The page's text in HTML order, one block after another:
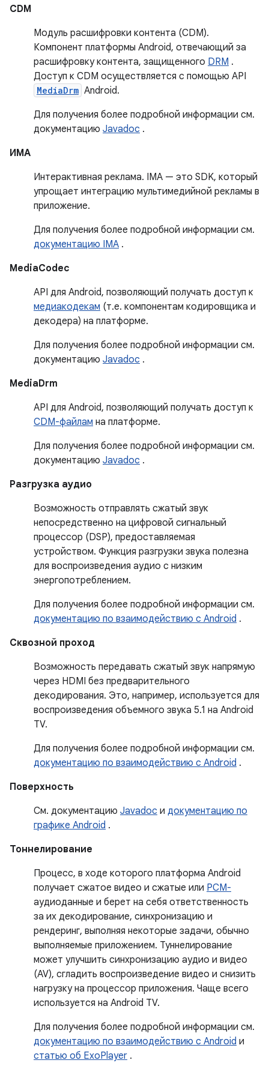
CDM
Модуль расшифровки контента (CDM).
Компонент платформы Android, отвечающий за
расшифровку контента, защищенного DRM .
Доступ к CDM осуществляется с помощью API
MediaDrm Android.
Для получения более подробной информации см.
документацию Javadoc .
ИМА
Интерактивная реклама. IMA — это SDK, который
упрощает интеграцию мультимедийной рекламы в
приложение.
Для получения более подробной информации см.
документацию IMA .
MediaCodec
API для Android, позволяющий получать доступ к
медиакодекам (т.е. компонентам кодировщика и
декодера) на платформе.
Для получения более подробной информации см.
документацию Javadoc .
MediaDrm
API для Android, позволяющий получать доступ к
CDM-файлам на платформе.
Для получения более подробной информации см.
документацию Javadoc .
Разгрузка аудио
Возможность отправлять сжатый звук
непосредственно на цифровой сигнальный
процессор (DSP), предоставляемая
устройством. Функция разгрузки звука полезна
для воспроизведения аудио с низким
энергопотреблением.
Для получения более подробной информации см.
документацию по взаимодействию с Android .
Сквозной проход
Возможность передавать сжатый звук напрямую
через HDMI без предварительного
декодирования. Это, например, используется для
воспроизведения объемного звука 5.1 на Android
TV.
Для получения более подробной информации см.
документацию по взаимодействию с Android .
Поверхность
См. документацию Javadoc и документацию по
графике Android .
Тоннелирование
Процесс, в ходе которого платформа Android
получает сжатое видео и сжатые или PCM-
аудиоданные и берет на себя ответственность
за их декодирование, синхронизацию и
рендеринг, выполняя некоторые задачи, обычно
выполняемые приложением. Туннелирование
может улучшить синхронизацию аудио и видео
(AV), сгладить воспроизведение видео и снизить
нагрузку на процессор приложения. Чаще всего
используется на Android TV.
Для получения более подробной информации см.
документацию по взаимодействию с Android и
статью об ExoPlayer .